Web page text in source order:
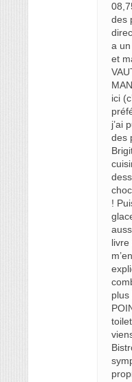
des
a
et
ici
j’ai
des
!
livre
plus